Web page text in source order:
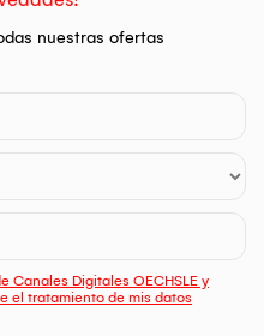
nuestras ofertas
Canales Digitales OECHSLE y
el tratamiento de mis datos